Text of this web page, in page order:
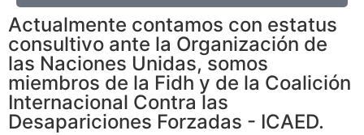
Actualmente contamos con estatus
consultivo ante la Organización de
las Naciones Unidas, somos
miembros de la Fidh y de la Coalición
Internacional Contra las
Desapariciones Forzadas - ICAED.